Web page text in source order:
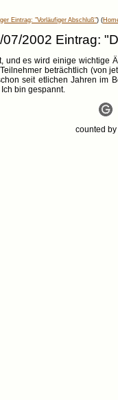
Eintrag: "Vorläufiger Abschluß") (
07/2002 Eintrag:
es wird einige wichtige
beträchtlich
seit etlichen Jahren
bin gespannt.
counted by